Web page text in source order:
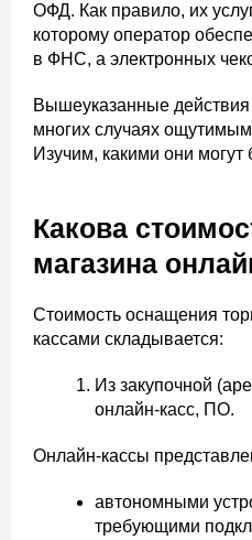
ОФД. Как правило, их
которому оператор
в ФНС, а электронных
Вышеуказанные
многих случаях
Изучим, какими они могут
Какова
магазина
Стоимость оснащения
кассами складывается:
Из закупочной
онлайн-касс, ПО.
Онлайн-кассы
автономными
требующими